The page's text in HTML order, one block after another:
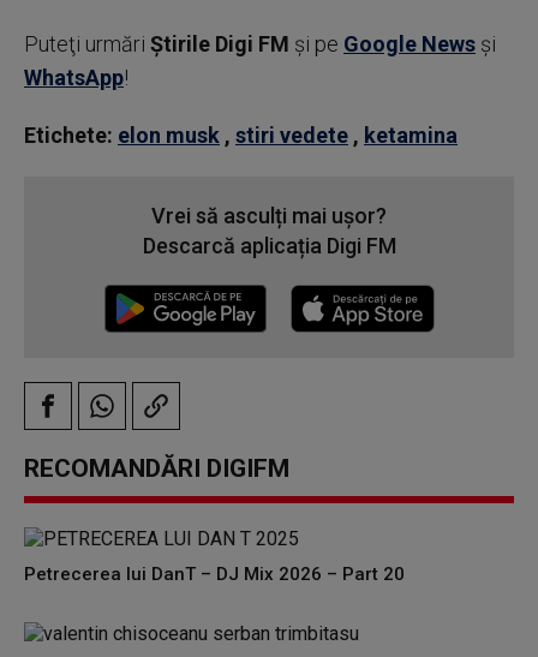
Puteţi urmări Știrile Digi FM şi pe Google News şi
WhatsApp!
Etichete: elon musk , stiri vedete , ketamina
Vrei să asculți mai ușor?
Descarcă aplicația Digi FM
RECOMANDĂRI DIGIFM
Petrecerea lui DanT – DJ Mix 2026 – Part 20